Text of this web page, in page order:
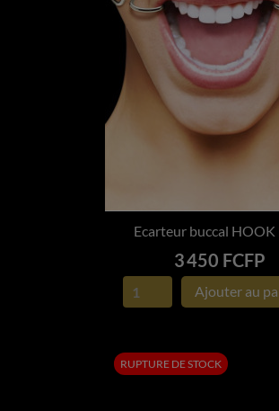
APERÇU RAPIDE
Ecarteur buccal
Prix
3 450 FCFP
Ajouter au
RUPTURE DE STOCK